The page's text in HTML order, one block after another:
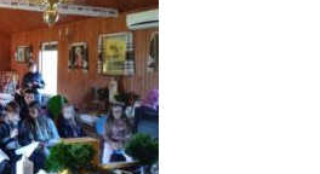
(м. Кобеляки)
Білики)
Богородиці (с. Вільховатка)
Первозванного (с. Засулля)